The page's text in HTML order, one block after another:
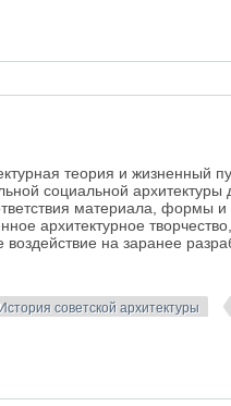
теория и жизненный
социальной архитектуры
материала, формы и
архитектурное
воздействие на заранее
История советской архитектуры